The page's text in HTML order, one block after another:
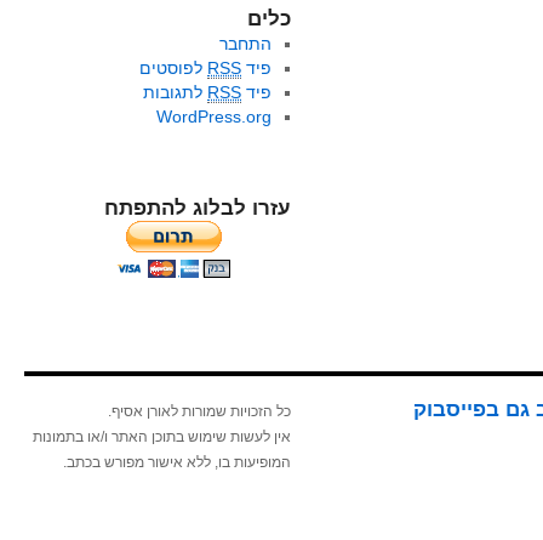
כלים
התחבר
פיד RSS לפוסטים
פיד RSS לתגובות
WordPress.org
עזרו לבלוג להתפתח
גם בפייסבוק
כל הזכויות שמורות לאורן אסיף.
אין לעשות שימוש בתוכן האתר ו/או בתמונות
המופיעות בו, ללא אישור מפורש בכתב.